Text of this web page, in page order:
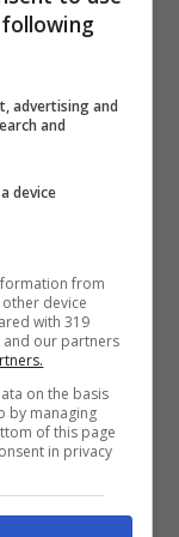
1.000€
advertising and
and
device
from
device
with 319
and our partners
on the basis
by managing
of this page
in privacy